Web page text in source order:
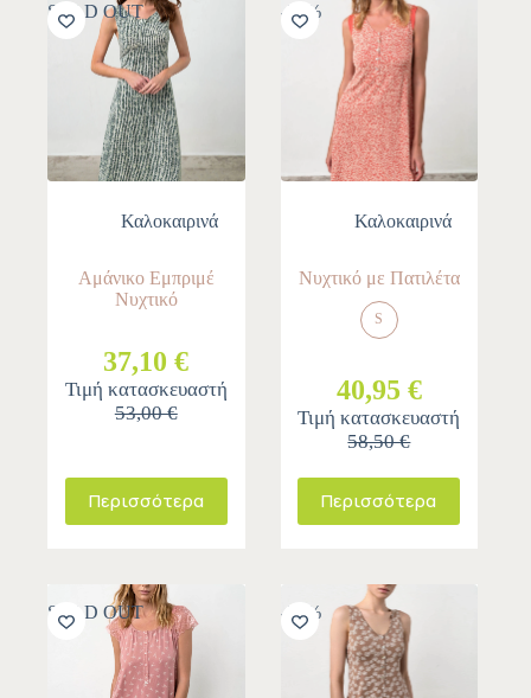
SOLD OUT
Καλοκαιρινά
Αμάνικο Εμπριμέ
Νυχτικό
37,10 €
Τιμή κατασκευαστή
53,00 €
Περισσότερα
-30%
Καλοκαιρινά
Νυχτικό με Πατιλέτα
S
40,95 €
Τιμή κατασκευαστή
58,50 €
Περισσότερα
SOLD OUT -30%